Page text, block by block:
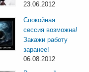
23.06.2012
Спокойная
сессия возможна!
Закажи работу
заранее!
06.08.2012